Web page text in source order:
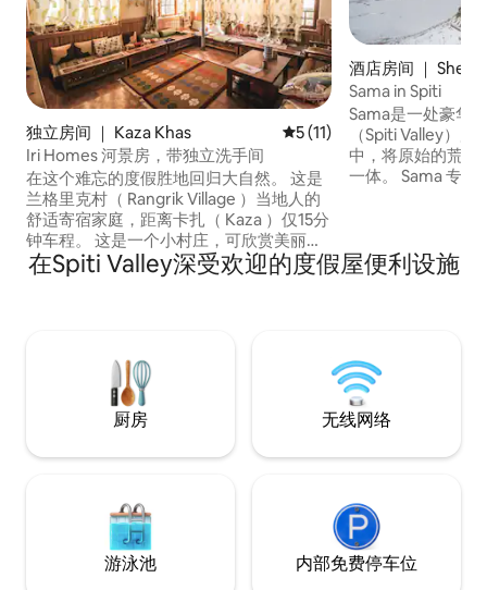
独立房间 ｜ Kaza Khas 平均评分 5 分（满分 5 分）
5 (11)
Iri Homes 河景房，带独立洗手间
在这个难忘的度假胜地回归大自然。 这是
兰格里克村（ Rangrik Village ）当地人的
舒适寄宿家庭，距离卡扎（ Kaza ）仅15分
钟车程。 这是一个小村庄，可欣赏美丽的
河景和宁静的环境。 位于Key和Kaza之
间，所以这两个地方距离这里只有几分钟
以独特的方式探索斯皮蒂（ Spiti ）。
酒店房间 ｜ Shego
Sama in Spiti
Sama是一处豪华
（Spiti Valley）
中，将原始的荒野
一体。 Sama 专为
神，体现了对这片
节奏的深切尊重。
在Spiti Valley深受欢迎的度假屋便利设施
厨房 无线网络
游泳池 内部免费停车位